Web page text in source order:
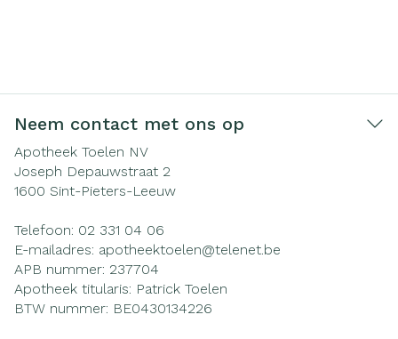
Neem contact met ons op
Apotheek Toelen NV
Joseph Depauwstraat 2
1600 Sint-Pieters-Leeuw
Telefoon: 02 331 04 06
E-mailadres: apotheektoelen@telenet.be
APB nummer: 237704
Apotheek titularis: Patrick Toelen
BTW nummer: BE0430134226